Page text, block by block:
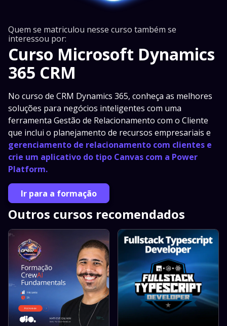
Quem se matriculou nesse curso também se
interessou por:
Curso Microsoft Dynamics
365 CRM
No curso de CRM Dynamics 365, conheça as melhores
soluções para negócios inteligentes com uma
ferramenta Gestão de Relacionamento com o Cliente
que inclui o planejamento de recursos empresariais e
gerenciamento de relacionamento com clientes e
crie um aplicativo do tipo Canvas com a Power
Platform.
Ir para a formação
Outros cursos recomendados